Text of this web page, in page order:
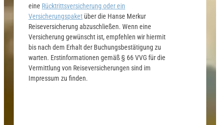
eine Rücktrittsversicherung oder ein
Versicherungspaket über die Hanse Merkur
Reiseversicherung abzuschließen. Wenn eine
Versicherung gewünscht ist, empfehlen wir hiermit
bis nach dem Erhalt der Buchungsbestätigung zu
warten. Erstinformationen gemäß § 66 VVG für die
Vermittlung von Reiseversicherungen sind im
Impressum zu finden.